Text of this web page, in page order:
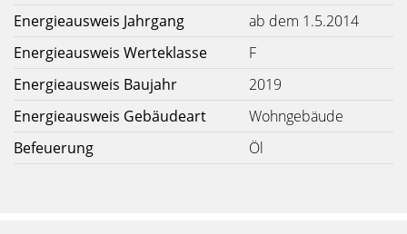
Energieausweis Jahrgang
ab dem 1.5.2014
Energieausweis Werteklasse
F
Energieausweis Baujahr
2019
Energieausweis Gebäudeart
Wohngebäude
Befeuerung
Öl